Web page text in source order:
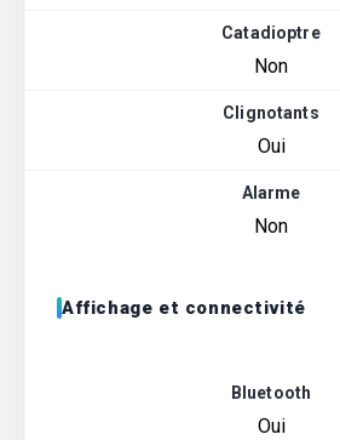
Catadioptre
Non
Clignotants
Oui
Alarme
Non
Affichage et connectivité
Bluetooth
Oui